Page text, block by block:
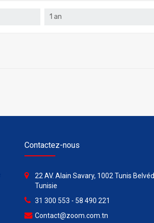
1 an
Contactez-nous
22 AV. Alain Savary, 1002 Tunis
Tunisie
31 300 553 - 58 490 221
Contact@zoom.com.tn